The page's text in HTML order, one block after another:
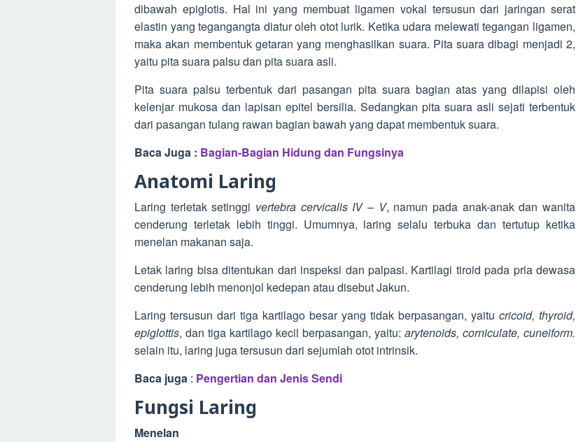
dibawah epiglotis. Hal ini yang membuat ligamen vokal tersusun dari jaringan serat
elastin yang tegangangta diatur oleh otot lurik. Ketika udara melewati tegangan ligamen,
maka akan membentuk getaran yang menghasilkan suara. Pita suara dibagi menjadi 2,
yaitu pita suara palsu dan pita suara asli.
Pita suara palsu terbentuk dari pasangan pita suara bagian atas yang dilapisi oleh
kelenjar mukosa dan lapisan epitel bersilia. Sedangkan pita suara asli sejati terbentuk
dari pasangan tulang rawan bagian bawah yang dapat membentuk suara.
Baca Juga : Bagian-Bagian Hidung dan Fungsinya
Anatomi Laring
Laring terletak setinggi vertebra cervicalis IV – V, namun pada anak-anak dan wanita
cenderung terletak lebih tinggi. Umumnya, laring selalu terbuka dan tertutup ketika
menelan makanan saja.
Letak laring bisa ditentukan dari inspeksi dan palpasi. Kartilagi tiroid pada pria dewasa
cenderung lebih menonjol kedepan atau disebut Jakun.
Laring tersusun dari tiga kartilago besar yang tidak berpasangan, yaitu cricoid, thyroid,
epiglottis, dan tiga kartilago kecil berpasangan, yaitu: arytenoids, corniculate, cuneiform.
selain itu, laring juga tersusun dari sejumlah otot intrinsik.
Baca juga : Pengertian dan Jenis Sendi
Fungsi Laring
Menelan